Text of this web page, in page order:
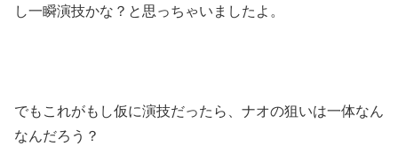
し一瞬演技かな？と思っちゃいましたよ。
でもこれがもし仮に演技だったら、ナオの狙いは一体なん
なんだろう？